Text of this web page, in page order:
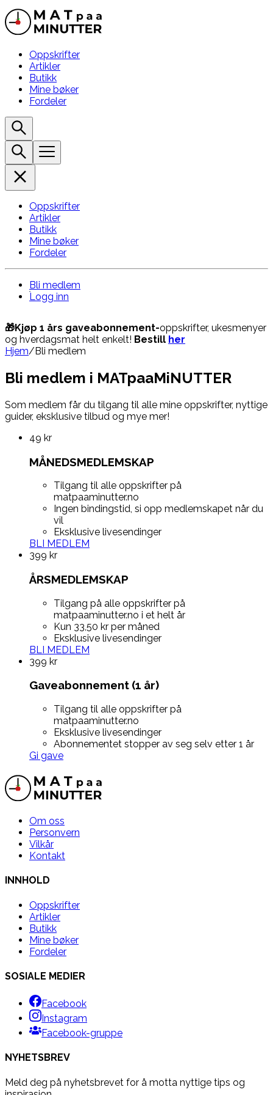
Oppskrifter
Artikler
Butikk
Mine bøker
Fordeler
Oppskrifter
Artikler
Butikk
Mine bøker
Fordeler
Bli medlem
Logg inn
🎁Kjøp 1 års gaveabonnement-oppskrifter, ukesmenyer
og hverdagsmat helt enkelt! Bestill her
Hjem/Bli medlem
Bli medlem i MATpaaMiNUTTER
Som medlem får du tilgang til alle mine oppskrifter, nyttige
guider, eksklusive tilbud og mye mer!
49 kr
MÅNEDSMEDLEMSKAP
Tilgang til alle oppskrifter på
matpaaminutter.no
Ingen bindingstid, si opp medlemskapet når du
vil
Eksklusive livesendinger
BLI MEDLEM
399 kr
ÅRSMEDLEMSKAP
Tilgang på alle oppskrifter på
matpaaminutter.no i et helt år
Kun 33,50 kr per måned
Eksklusive livesendinger
BLI MEDLEM
399 kr
Gaveabonnement (1 år)
Tilgang til alle oppskrifter på
matpaaminutter.no
Eksklusive livesendinger
Abonnementet stopper av seg selv etter 1 år
Gi gave
Om oss
Personvern
Vilkår
Kontakt
INNHOLD
Oppskrifter
Artikler
Butikk
Mine bøker
Fordeler
SOSIALE MEDIER
Facebook
Instagram
Facebook-gruppe
NYHETSBREV
Meld deg på nyhetsbrevet for å motta nyttige tips og